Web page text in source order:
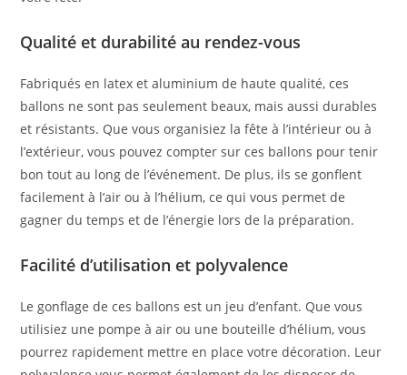
Qualité et durabilité au rendez-vous
Fabriqués en latex et aluminium de haute qualité, ces
ballons ne sont pas seulement beaux, mais aussi durables
et résistants. Que vous organisiez la fête à l’intérieur ou à
l’extérieur, vous pouvez compter sur ces ballons pour tenir
bon tout au long de l’événement. De plus, ils se gonflent
facilement à l’air ou à l’hélium, ce qui vous permet de
gagner du temps et de l’énergie lors de la préparation.
Facilité d’utilisation et polyvalence
Le gonflage de ces ballons est un jeu d’enfant. Que vous
utilisiez une pompe à air ou une bouteille d’hélium, vous
pourrez rapidement mettre en place votre décoration. Leur